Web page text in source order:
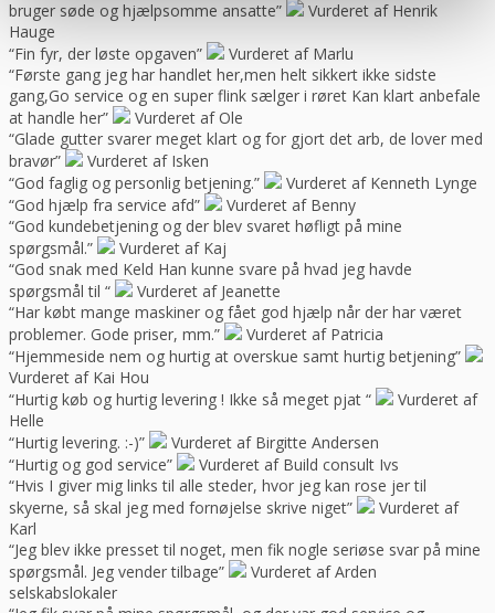
bruger søde og hjælpsomme ansatte”
Vurderet af Henrik
Hauge
“Fin fyr, der løste opgaven”
Vurderet af Marlu
“Første gang jeg har handlet her,men helt sikkert ikke sidste
gang,Go service og en super flink sælger i røret Kan klart anbefale
at handle her”
Vurderet af Ole
“Glade gutter svarer meget klart og for gjort det arb, de lover med
bravør”
Vurderet af Isken
“God faglig og personlig betjening.”
Vurderet af Kenneth Lynge
“God hjælp fra service afd”
Vurderet af Benny
“God kundebetjening og der blev svaret høfligt på mine
spørgsmål.”
Vurderet af Kaj
“God snak med Keld Han kunne svare på hvad jeg havde
spørgsmål til “
Vurderet af Jeanette
“Har købt mange maskiner og fået god hjælp når der har været
problemer. Gode priser, mm.”
Vurderet af Patricia
“Hjemmeside nem og hurtig at overskue samt hurtig betjening”
Vurderet af Kai Hou
“Hurtig køb og hurtig levering ! Ikke så meget pjat “
Vurderet af
Helle
“Hurtig levering. :-)”
Vurderet af Birgitte Andersen
“Hurtig og god service”
Vurderet af Build consult Ivs
“Hvis I giver mig links til alle steder, hvor jeg kan rose jer til
skyerne, så skal jeg med fornøjelse skrive niget”
Vurderet af
Karl
“Jeg blev ikke presset til noget, men fik nogle seriøse svar på mine
spørgsmål. Jeg vender tilbage”
Vurderet af Arden
selskabslokaler